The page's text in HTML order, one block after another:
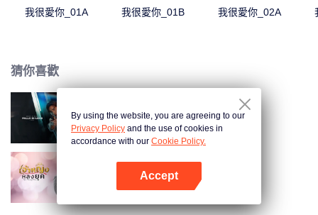
我很愛你_01A 我很愛你_01B 我很愛你_02A
猜你喜歡
如果蝸牛有愛情 (泰國版)
公主龍玉
By using the website, you are agreeing to our
Privacy Policy and the use of cookies in
accordance with our Cookie Policy.
Accept